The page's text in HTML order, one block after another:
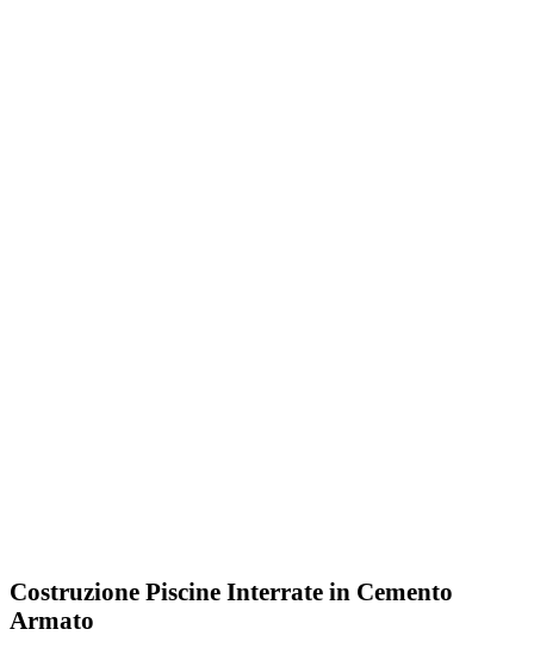
Costruzione Piscine Interrate in Cemento
Armato